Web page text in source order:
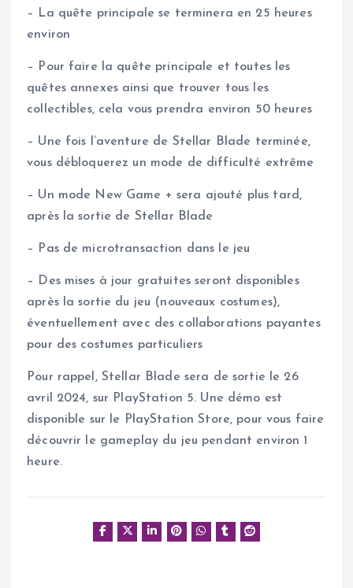
– La quête principale se terminera en 25 heures
environ
– Pour faire la quête principale et toutes les
quêtes annexes ainsi que trouver tous les
collectibles, cela vous prendra environ 50 heures
– Une fois l’aventure de Stellar Blade terminée,
vous débloquerez un mode de difficulté extrême
– Un mode New Game + sera ajouté plus tard,
après la sortie de Stellar Blade
– Pas de microtransaction dans le jeu
– Des mises à jour gratuites seront disponibles
après la sortie du jeu (nouveaux costumes),
éventuellement avec des collaborations payantes
pour des costumes particuliers
Pour rappel, Stellar Blade sera de sortie le 26
avril 2024, sur PlayStation 5. Une démo est
disponible sur le PlayStation Store, pour vous faire
découvrir le gameplay du jeu pendant environ 1
heure.